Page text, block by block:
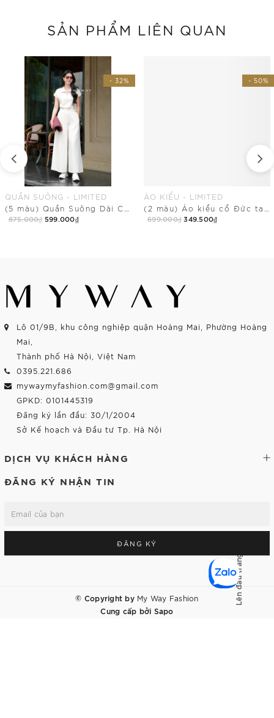
SẢN PHẨM LIÊN QUAN
- 32%
QUẦN SUÔNG - LIMITED
875.000₫ 599.000₫
- 50%
ÁO KIỂU - LIMITED
699.000₫ 349.500₫
Lô 01/9B, khu công nghiệp quận Hoàng Mai, Phường Hoàng
Mai,
Thành phố Hà Nội, Việt Nam
0395.221.686
mywaymyfashion.com@gmail.com
GPKD: 0101445319
Đăng ký lần đầu: 30/1/2004
Sở Kế hoạch và Đầu tư Tp. Hà Nội
DỊCH VỤ KHÁCH HÀNG
ĐĂNG KÝ NHẬN TIN
ĐĂNG KÝ
© Copyright by My Way Fashion
Cung cấp bởi Sapo
Lên đầu trang